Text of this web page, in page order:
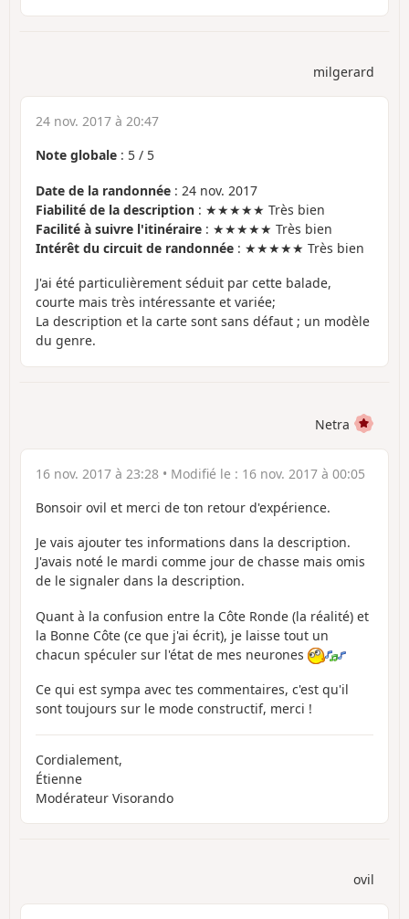
milgerard
24 nov. 2017 à 20:47
Note globale : 5 / 5
Date de la randonnée : 24 nov. 2017
Fiabilité de la description : ★★★★★ Très bien
Facilité à suivre l'itinéraire : ★★★★★ Très bien
Intérêt du circuit de randonnée : ★★★★★ Très bien
J'ai été particulièrement séduit par cette balade,
courte mais très intéressante et variée;
La description et la carte sont sans défaut ; un modèle
du genre.
Netra
16 nov. 2017 à 23:28 • Modifié le : 16 nov. 2017 à 00:05
Bonsoir ovil et merci de ton retour d'expérience.
Je vais ajouter tes informations dans la description.
J'avais noté le mardi comme jour de chasse mais omis
de le signaler dans la description.
Quant à la confusion entre la Côte Ronde (la réalité) et
la Bonne Côte (ce que j'ai écrit), je laisse tout un
chacun spéculer sur l'état de mes neurones
Ce qui est sympa avec tes commentaires, c'est qu'il
sont toujours sur le mode constructif, merci !
Cordialement,
Étienne
Modérateur Visorando
ovil